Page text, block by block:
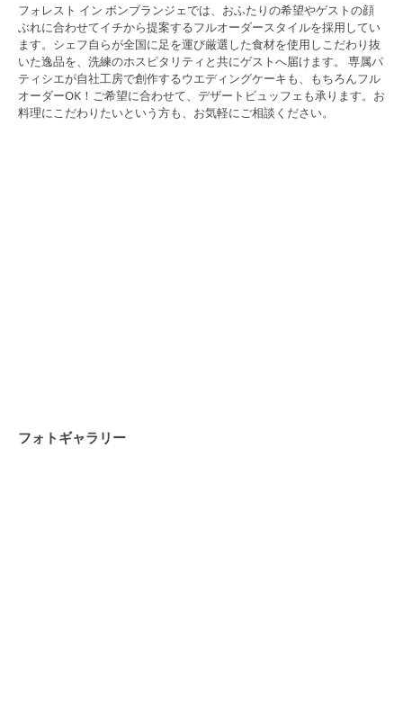
フォレスト イン ボンブランジェでは、おふたりの希望やゲストの顔
ぶれに合わせてイチから提案するフルオーダースタイルを採用してい
ます。シェフ自らが全国に足を運び厳選した食材を使用しこだわり抜
いた逸品を、洗練のホスピタリティと共にゲストへ届けます。 専属パ
ティシエが自社工房で創作するウエディングケーキも、もちろんフル
オーダーOK！ご希望に合わせて、デザートビュッフェも承ります。お
料理にこだわりたいという方も、お気軽にご相談ください。
フォトギャラリー